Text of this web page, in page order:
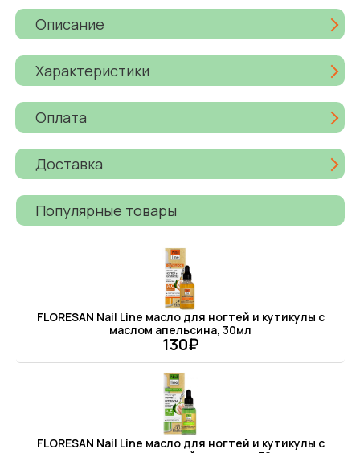
Описание
Характеристики
Оплата
Доставка
Популярные товары
FLORESAN Nail Line масло для ногтей и кутикулы с
маслом апельсина, 30мл
130₽
FLORESAN Nail Line масло для ногтей и кутикулы с